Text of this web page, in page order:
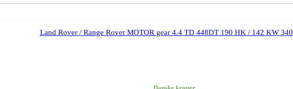
Land Rover / Range Rover MOTOR gear 4.4 TD 448DT 190 HK / 142 KW